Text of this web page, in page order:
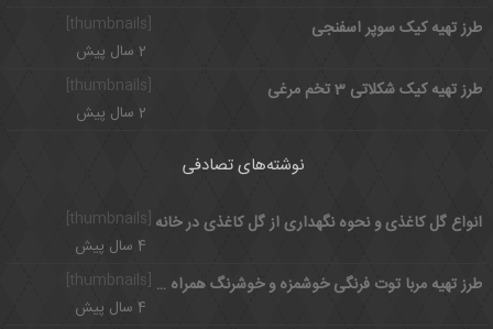
[thumbnails]
طرز تهیه کیک سوپر اسفنجی
2 سال پیش
طرز تهیه کیک شکلاتی 3 تخم مرغی
2 سال پیش
نوشته‌های تصادفی
[thumbnails] انواع گل کاغذی و نحوه نگهداری از گل کاغذی در خانه
4 سال پیش
طرز تهیه مربا توت فرنگی خوشمزه و خوشرنگ همراه نکات مهمی که باید بدانید
4 سال پیش